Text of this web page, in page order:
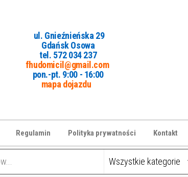
ul. Gnieźnieńska 29
Gdańsk Osowa
tel. 572 034 237
fhudomicil@gmail.com
pon.-pt. 9:00 - 16:00
mapa dojazdu
Regulamin Polityka prywatności Kontakt